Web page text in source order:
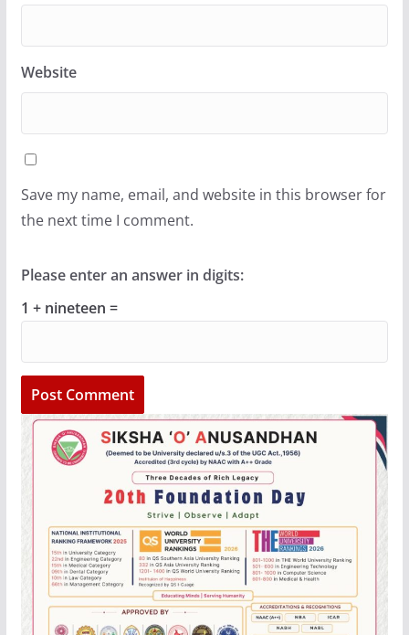
Website
Save my name, email, and website in this browser for
the next time I comment.
Please enter an answer in digits:
1 + nineteen =